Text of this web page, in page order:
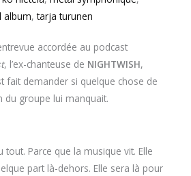
album,tarja turunen
accordée au podcast
, l’ex-chanteuse de NIGHTWISH,
fait demander si quelque chose de
du groupe lui manquait.
tout. Parce que la musique vit. Elle
part là-dehors. Elle sera là pour